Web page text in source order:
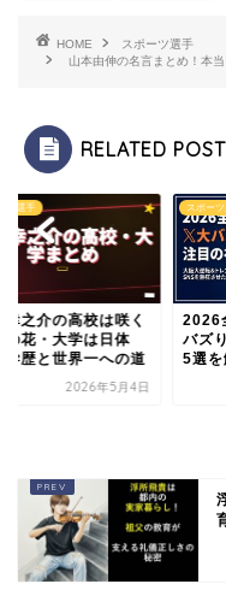
HOME
スポーツ選手
山本由伸の名言まとめ！本
RELATED POST
ツ選手
幸之介の高校は咲く
の花・大学は日体
学歴と世界一への道
2026年5月4日
スポー
2026
バズ
5選を